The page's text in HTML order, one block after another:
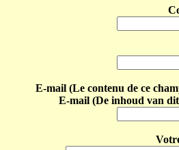
E-mail (Le contenu de ce
E-mail (De inhoud van